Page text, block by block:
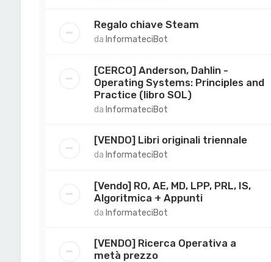
Regalo chiave Steam
da InformateciBot
[CERCO] Anderson, Dahlin -
Operating Systems: Principles and
Practice (libro SOL)
da InformateciBot
[VENDO] Libri originali triennale
da InformateciBot
[Vendo] RO, AE, MD, LPP, PRL, IS,
Algoritmica + Appunti
da InformateciBot
[VENDO] Ricerca Operativa a
metà prezzo